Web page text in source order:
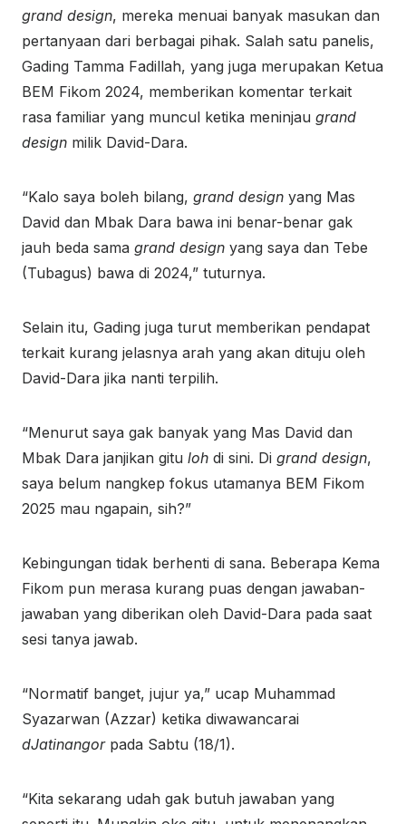
grand design, mereka menuai banyak masukan dan
pertanyaan dari berbagai pihak. Salah satu panelis,
Gading Tamma Fadillah, yang juga merupakan Ketua
BEM Fikom 2024, memberikan komentar terkait
rasa familiar yang muncul ketika meninjau grand
design milik David-Dara.
“Kalo saya boleh bilang, grand design yang Mas
David dan Mbak Dara bawa ini benar-benar gak
jauh beda sama grand design yang saya dan Tebe
(Tubagus) bawa di 2024,” tuturnya.
Selain itu, Gading juga turut memberikan pendapat
terkait kurang jelasnya arah yang akan dituju oleh
David-Dara jika nanti terpilih.
“Menurut saya gak banyak yang Mas David dan
Mbak Dara janjikan gitu loh di sini. Di grand design,
saya belum nangkep fokus utamanya BEM Fikom
2025 mau ngapain, sih?”
Kebingungan tidak berhenti di sana. Beberapa Kema
Fikom pun merasa kurang puas dengan jawaban-
jawaban yang diberikan oleh David-Dara pada saat
sesi tanya jawab.
“Normatif banget, jujur ya,” ucap Muhammad
Syazarwan (Azzar) ketika diwawancarai
dJatinangorpada Sabtu (18/1).
“Kita sekarang udah gak butuh jawaban yang